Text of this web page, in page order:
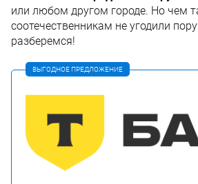
или любом другом городе. Но чем
соотечественникам не угодили
разберемся!
ВЫГОДНОЕ ПРЕДЛОЖЕНИЕ